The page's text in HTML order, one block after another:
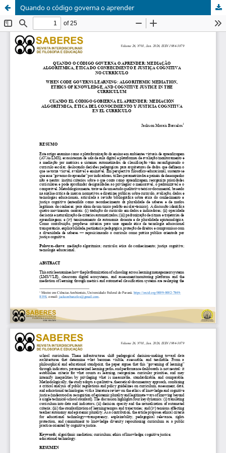
Quando o código governa o aprender